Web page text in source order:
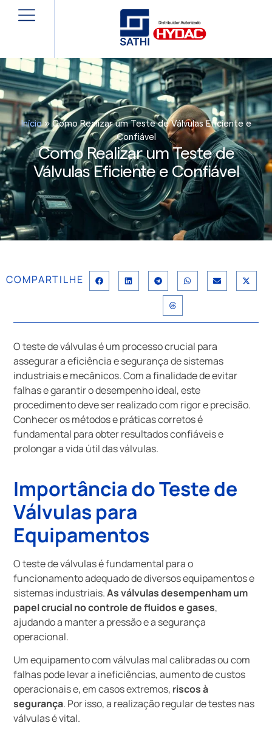
Início»Como Realizar um Teste de Válvulas Eficiente e
Confiável
Como Realizar um Teste de
Válvulas Eficiente e Confiável
COMPARTILHE
O teste de válvulas é um processo crucial para
assegurar a eficiência e segurança de sistemas
industriais e mecânicos. Com a finalidade de evitar
falhas e garantir o desempenho ideal, este
procedimento deve ser realizado com rigor e precisão.
Conhecer os métodos e práticas corretos é
fundamental para obter resultados confiáveis e
prolongar a vida útil das válvulas.
Importância do Teste de
Válvulas para
Equipamentos
O teste de válvulas é fundamental para o
funcionamento adequado de diversos equipamentos e
sistemas industriais.As válvulas desempenham um
papel crucial no controle de fluidos e gases,
ajudando a manter a pressão e a segurança
operacional.
Um equipamento com válvulas mal calibradas ou com
falhas pode levar a ineficiências, aumento de custos
operacionais e, em casos extremos, riscos à
segurança. Por isso, a realização regular de testes nas
válvulas é vital.